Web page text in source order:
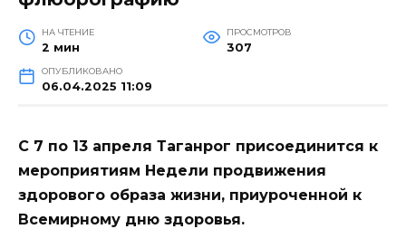
НА ЧТЕНИЕ
2 мин
ПРОСМОТРОВ
307
ОПУБЛИКОВАНО
06.04.2025 11:09
С 7 по 13 апреля Таганрог присоединится к
мероприятиям Недели продвижения
здорового образа жизни, приуроченной к
Всемирному дню здоровья.